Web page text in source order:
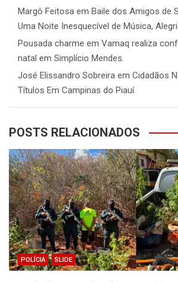
Margô Feitosa em Baile dos Amigos de
Uma Noite Inesquecível de Música,
Pousada charme em Vamaq realiza
natal em Simplício Mendes.
José Elissandro Sobreira em Cidadãos
Títulos Em Campinas do Piauí
POSTS RELACIONADOS
POLÍCIA SLIDE